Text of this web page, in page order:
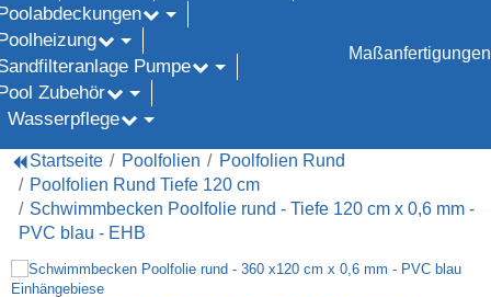
Pumpe
Zubehör
Wasserpflege
Maßanfertigungen
Startseite Poolfolien
Poolfolien Rund
Poolfolien Rund Tiefe 120 cm
Schwimmbecken Poolfolie rund - Tiefe 120 cm x 0,6 mm -
PVC blau - EHB